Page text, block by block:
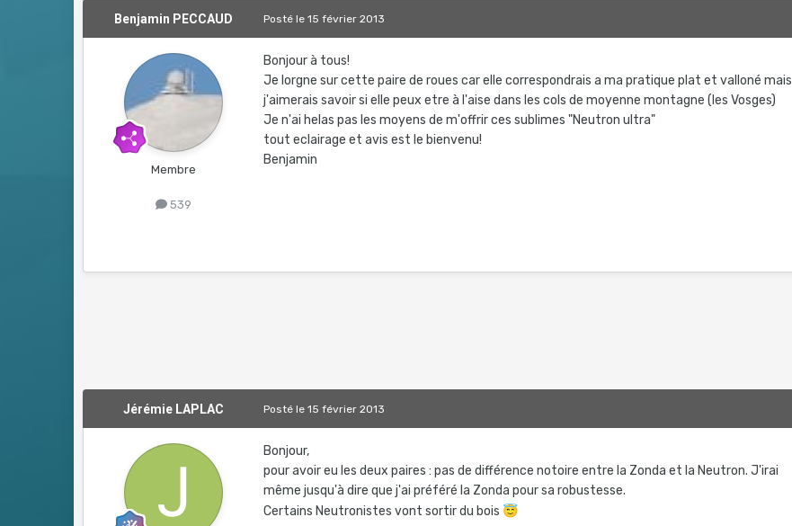
Benjamin PECCAUD
Membre
539
Postéle 15 février 2013
Bonjour à tous!
Je lorgne sur cette paire de roues car elle correspondrais a ma pratique plat et valloné mais
j'aimerais savoir si elle peux etre à l'aise dans les cols de moyenne montagne (les Vosges)
Je n'ai helas pas les moyens de m'offrir ces sublimes "Neutron ultra"
tout eclairage et avis est le bienvenu!
Benjamin
Jérémie LAPLAC Postéle 15 février 2013
Bonjour,
pour avoir eu les deux paires : pas de différence notoire entre la Zonda et la Neutron. J'irai
même jusqu'à dire que j'ai préféré la Zonda pour sa robustesse.
Certains Neutronistes vont sortir du bois 😇